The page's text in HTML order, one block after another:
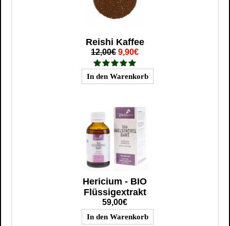
Reishi Kaffee
12,00€ 9,90€
Hericium - BIO
Flüssigextrakt
59,00€